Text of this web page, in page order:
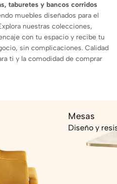
taburetes y bancos corridos
muebles diseñados para el
nuestras colecciones,
con tu espacio y recibe tu
sin complicaciones. Calidad
ti y la comodidad de comprar
Mesas
Diseño y